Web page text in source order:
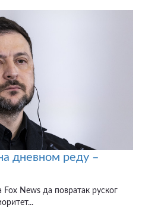
дневном реду –
Fox News да повратак руског